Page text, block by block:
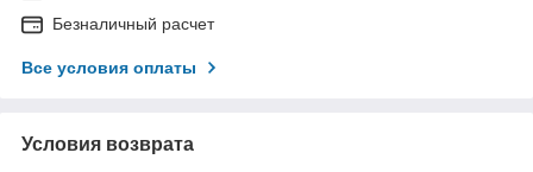
Безналичный расчет
Все условия оплаты
Условия возврата